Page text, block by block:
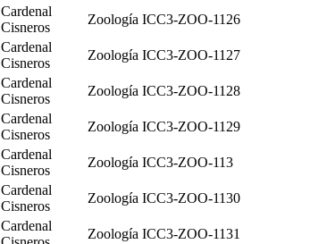
Cardenal
Cisneros
Zoología ICC3-ZOO-1126
Cardenal
Cisneros
Zoología ICC3-ZOO-1127
Cardenal
Cisneros
Zoología ICC3-ZOO-1128
Cardenal
Cisneros
Zoología ICC3-ZOO-1129
Cardenal
Cisneros
Zoología ICC3-ZOO-113
Cardenal
Cisneros
Zoología ICC3-ZOO-1130
Cardenal
Zoología ICC3-ZOO-1131